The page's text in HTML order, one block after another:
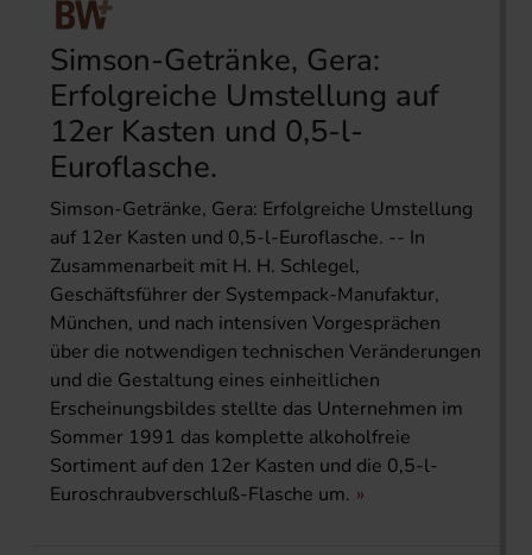
Simson-Getränke, Gera:
Erfolgreiche Umstellung auf
12er Kasten und 0,5-l-
Euroflasche.
Simson-Getränke, Gera: Erfolgreiche Umstellung
auf 12er Kasten und 0,5-l-Euroflasche. -- In
Zusammenarbeit mit H. H. Schlegel,
Geschäftsführer der Systempack-Manufaktur,
München, und nach intensiven Vorgesprächen
über die notwendigen technischen Veränderungen
und die Gestaltung eines einheitlichen
Erscheinungsbildes stellte das Unternehmen im
Sommer 1991 das komplette alkoholfreie
Sortiment auf den 12er Kasten und die 0,5-l-
Euroschraubverschluß-Flasche um.